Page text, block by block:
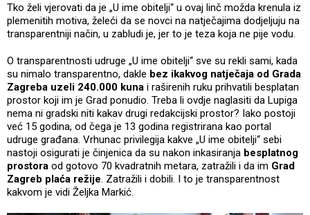
Tko želi vjerovati da je „U ime obitelji“ u ovaj linč možda krenula iz
plemenitih motiva, želeći da se novci na natječajima dodjeljuju na
transparentniji način, u zabludi je, jer to je teza koja ne pije vodu.
O transparentnosti udruge „U ime obitelji“ sve su rekli sami, kada
su nimalo transparentno, dakle bez ikakvog natječaja od Grada
Zagreba uzeli 240.000 kuna i raširenih ruku prihvatili besplatan
prostor koji im je Grad ponudio. Treba li ovdje naglasiti da Lupiga
nema ni gradski niti kakav drugi redakcijski prostor? Iako postoji
već 15 godina, od čega je 13 godina registrirana kao portal
udruge građana. Vrhunac privilegija kakve „U ime obitelji“ sebi
nastoji osigurati je činjenica da su nakon inkasiranja besplatnog
prostora od gotovo 70 kvadratnih metara, zatražili i da im Grad
Zagreb plaća režije. Zatražili i dobili. I to je transparentnost
kakvom je vidi Željka Markić.